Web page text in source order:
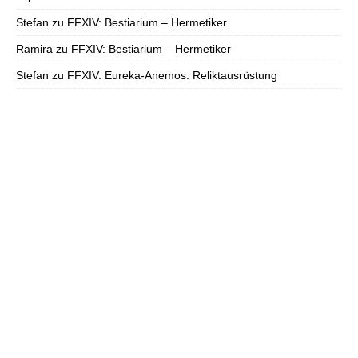
Stefan zu FFXIV: Bestiarium – Hermetiker
Ramira zu FFXIV: Bestiarium – Hermetiker
Stefan zu FFXIV: Eureka-Anemos: Reliktausrüstung